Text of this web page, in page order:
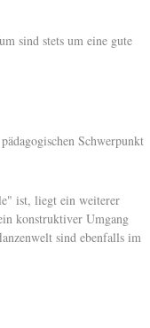
sind stets um eine gute
Schwerpunkt
ist, liegt ein weiterer
konstruktiver Umgang
sind ebenfalls im